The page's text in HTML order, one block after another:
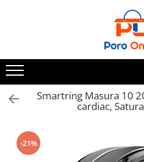
Clone
Parfum Barbati
Parfum Femei
Parfumuri Arabesti
Set Parfum
Smartring Masura 10
cardiac,
-21%